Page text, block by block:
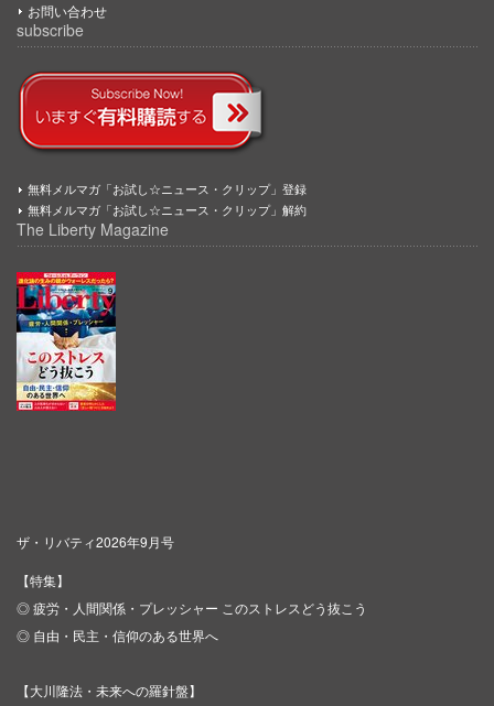
お問い合わせ
subscribe
無料メルマガ「お試し☆ニュース・クリップ」登録
無料メルマガ「お試し☆ニュース・クリップ」解約
The Liberty Magazine
ザ・リバティ2026年9月号
【特集】
◎ 疲労・人間関係・プレッシャー このストレスどう抜こう
◎ 自由・民主・信仰のある世界へ
【大川隆法・未来への羅針盤】